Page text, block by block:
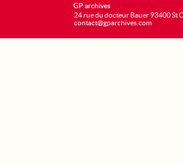
GP archives
24 rue du docteur Bauer 93400 St
contact@gparchives.com